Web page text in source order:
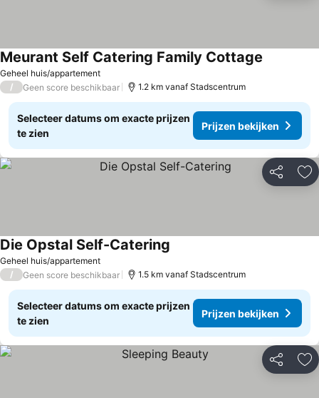
Geheel huis/appartement
Meurant Self Catering Family Cottage
/ Geen score beschikbaar 1.2 km vanaf Stadscentrum
Selecteer datums om exacte prijzen
te zien
Prijzen bekijken
Delen
Geheel huis/appartement
Die Opstal Self-Catering
/ Geen score beschikbaar 1.5 km vanaf Stadscentrum
Selecteer datums om exacte prijzen
te zien
Prijzen bekijken
Delen